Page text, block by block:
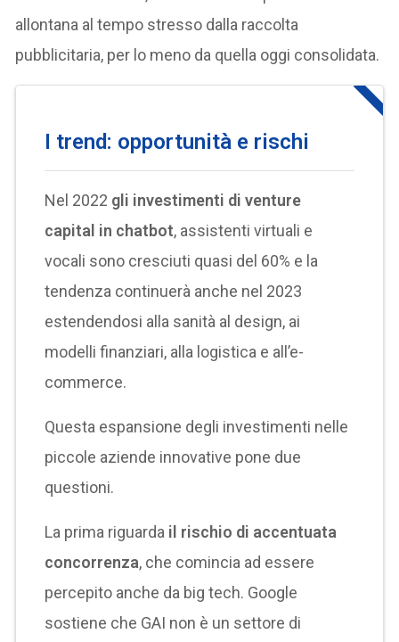
allontana al tempo stresso dalla raccolta
pubblicitaria, per lo meno da quella oggi consolidata.
I trend: opportunità e rischi
Nel 2022 gli investimenti di venture
capital in chatbot, assistenti virtuali e
vocali sono cresciuti quasi del 60% e la
tendenza continuerà anche nel 2023
estendendosi alla sanità al design, ai
modelli finanziari, alla logistica e all’e-
commerce.
Questa espansione degli investimenti nelle
piccole aziende innovative pone due
questioni.
La prima riguarda il rischio di accentuata
concorrenza, che comincia ad essere
percepito anche da big tech. Google
sostiene che GAI non è un settore di